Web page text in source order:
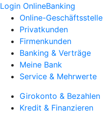
Login OnlineBanking
Online-Geschäftsstelle
Privatkunden
Firmenkunden
Banking & Verträge
Meine Bank
Service & Mehrwerte
Girokonto & Bezahlen
Kredit & Finanzieren